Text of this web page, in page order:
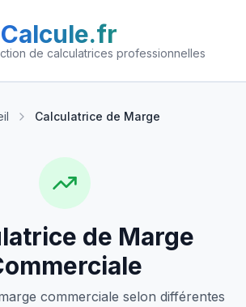
de calculatrices professionnelles
Calculatrice de Marge
de Marge
commerciale selon différentes